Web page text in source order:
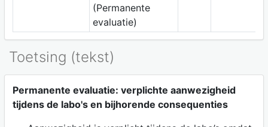
(Permanente
evaluatie)
Toetsing (tekst)
Permanente evaluatie: verplichte aanwezigheid
tijdens de labo's en bijhorende consequenties